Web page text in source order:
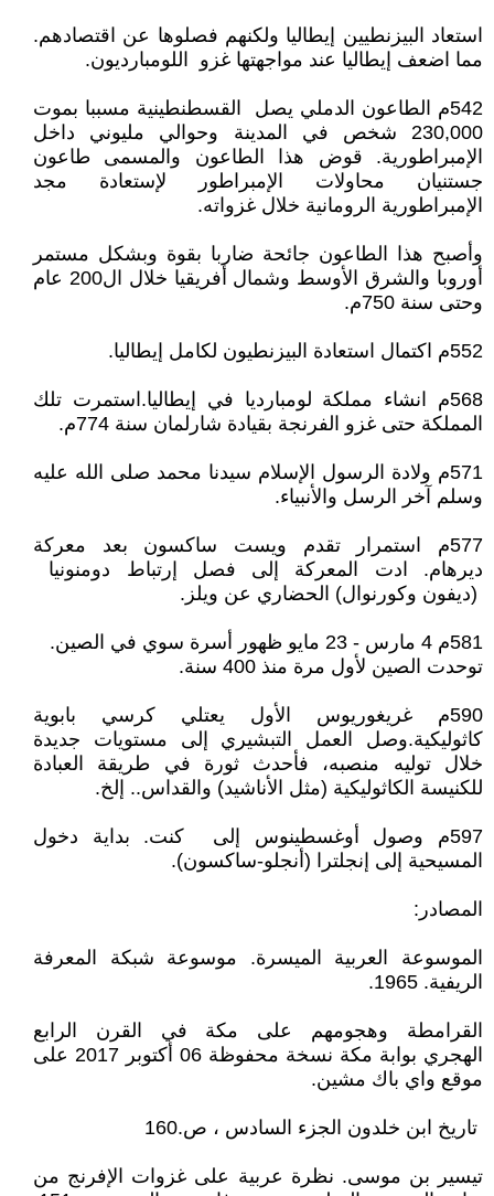
استعاد البيزنطيين إيطاليا ولكنهم فصلوها عن اقتصادهم.
مما اضعف إيطاليا عند مواجهتها غزو اللومبارديون.
542م الطاعون الدملي يصل القسطنطينية مسببا بموت
230,000 شخص في المدينة وحوالي مليوني داخل
الإمبراطورية. قوض هذا الطاعون والمسمى طاعون
جستنيان محاولات الإمبراطور لإستعادة مجد
الإمبراطورية الرومانية خلال غزواته.
وأصبح هذا الطاعون جائحة ضاربا بقوة وبشكل مستمر
أوروبا والشرق الأوسط وشمال أفريقيا خلال ال200 عام
وحتى سنة 750م.
552م اكتمال استعادة البيزنطيون لكامل إيطاليا.
568م انشاء مملكة لومبارديا في إيطاليا.استمرت تلك
المملكة حتى غزو الفرنجة بقيادة شارلمان سنة 774م.
571م ولادة الرسول الإسلام سيدنا محمد صلى الله عليه
وسلم آخر الرسل والأنبياء.
577م استمرار تقدم ويست ساكسون بعد معركة
ديرهام. ادت المعركة إلى فصل إرتباط دومنونيا
(ديفون وكورنوال) الحضاري عن ويلز.
581م 4 مارس - 23 مايو ظهور أسرة سوي في الصين.
توحدت الصين لأول مرة منذ 400 سنة.
590م غريغوريوس الأول يعتلي كرسي بابوية
كاثوليكية.وصل العمل التبشيري إلى مستويات جديدة
خلال توليه منصبه، فأحدث ثورة في طريقة العبادة
للكنيسة الكاثوليكية (مثل الأناشيد) والقداس.. إلخ.
597م وصول أوغسطينوس إلى كنت. بداية دخول
المسيحية إلى إنجلترا (أنجلو-ساكسون).
المصادر:
الموسوعة العربية الميسرة. موسوعة شبكة المعرفة
الريفية. 1965.
القرامطة وهجومهم على مكة في القرن الرابع
الهجري بوابة مكة نسخة محفوظة 06 أكتوبر 2017 على
موقع واي باك مشين.
تاريخ ابن خلدون الجزء السادس ، ص.160
تيسير بن موسى. نظرة عربية على غزوات الإفرنج من